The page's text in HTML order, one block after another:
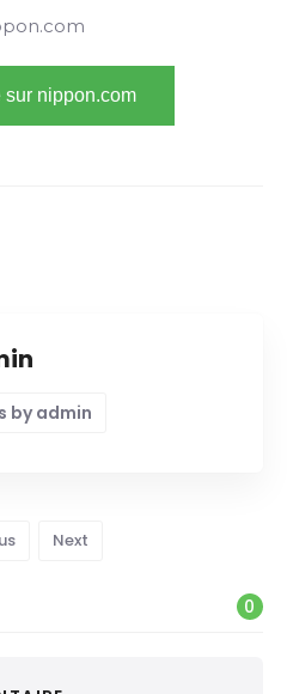
sur nippon.com
by admin
Next
0